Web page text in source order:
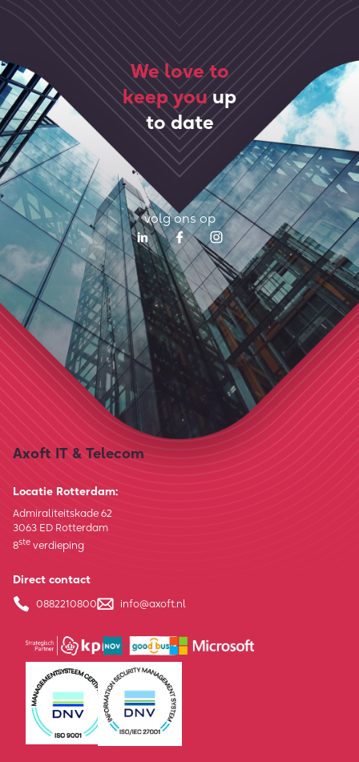
We love to
keep youup
to date
volg ons op
Axoft IT & Telecom
Locatie Rotterdam:
Admiraliteitskade 62
3063 ED Rotterdam
8ste verdieping
Direct contact
0882210800 info@axoft.nl